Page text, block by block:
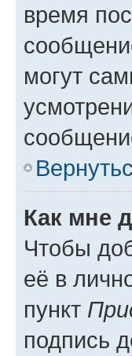
время
могут
Как мне
Чтобы
её в
пункт
подпись